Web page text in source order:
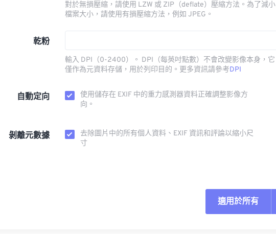
對於無損壓縮，請使用 LZW 或 ZIP（deflate）壓縮方法。為了減小
檔案大小，請使用有損壓縮方法，例如 JPEG。
乾粉
輸入 DPI（0-2400）。 DPI（每英吋點數）不會改變影像本身，它
僅作為元資料存儲，用於列印目的。更多資訊請參考DPI
自動定向
使用儲存在 EXIF 中的重力感測器資料正確調整影像方
向。
剝離元數據
去除圖片中的所有個人資料、EXIF 資訊和評論以縮小尺
寸
適用於所有